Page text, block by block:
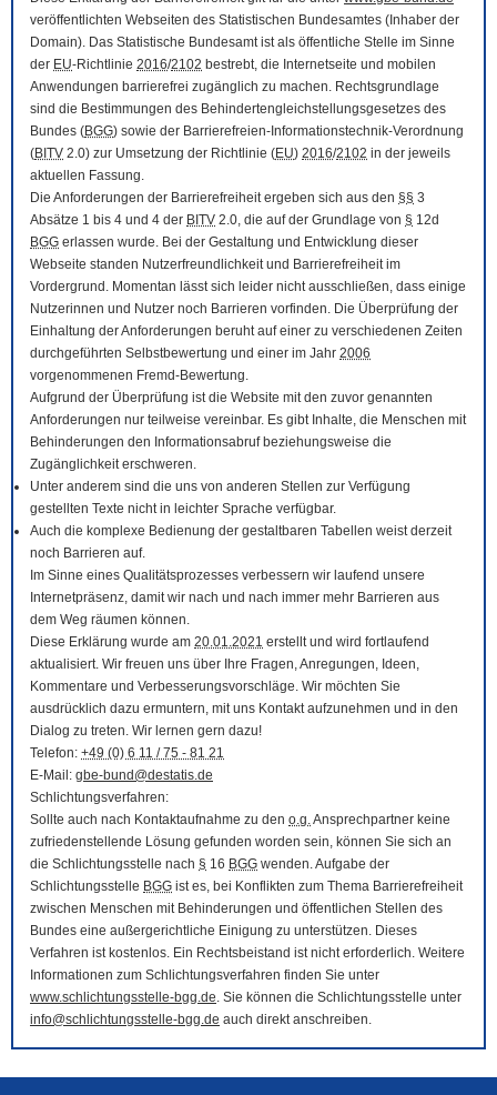
veröffentlichten Webseiten des Statistischen Bundesamtes (Inhaber der
Domain). Das Statistische Bundesamt ist als öffentliche Stelle im Sinne
der EU-Richtlinie 2016/2102 bestrebt, die Internetseite und mobilen
Anwendungen barrierefrei zugänglich zu machen. Rechtsgrundlage
sind die Bestimmungen des Behindertengleichstellungsgesetzes des
Bundes (BGG) sowie der Barrierefreien-Informationstechnik-Verordnung
(BITV 2.0) zur Umsetzung der Richtlinie (EU) 2016/2102 in der jeweils
aktuellen Fassung.
Die Anforderungen der Barrierefreiheit ergeben sich aus den §§ 3
Absätze 1 bis 4 und 4 der BITV 2.0, die auf der Grundlage von § 12d
BGG erlassen wurde. Bei der Gestaltung und Entwicklung dieser
Webseite standen Nutzerfreundlichkeit und Barrierefreiheit im
Vordergrund. Momentan lässt sich leider nicht ausschließen, dass einige
Nutzerinnen und Nutzer noch Barrieren vorfinden. Die Überprüfung der
Einhaltung der Anforderungen beruht auf einer zu verschiedenen Zeiten
durchgeführten Selbstbewertung und einer im Jahr 2006
vorgenommenen Fremd-Bewertung.
Aufgrund der Überprüfung ist die Website mit den zuvor genannten
Anforderungen nur teilweise vereinbar. Es gibt Inhalte, die Menschen mit
Behinderungen den Informationsabruf beziehungsweise die
Zugänglichkeit erschweren.
Unter anderem sind die uns von anderen Stellen zur Verfügung
gestellten Texte nicht in leichter Sprache verfügbar.
Auch die komplexe Bedienung der gestaltbaren Tabellen weist derzeit
noch Barrieren auf.
Im Sinne eines Qualitätsprozesses verbessern wir laufend unsere
Internetpräsenz, damit wir nach und nach immer mehr Barrieren aus
dem Weg räumen können.
Diese Erklärung wurde am 20.01.2021 erstellt und wird fortlaufend
aktualisiert. Wir freuen uns über Ihre Fragen, Anregungen, Ideen,
Kommentare und Verbesserungsvorschläge. Wir möchten Sie
ausdrücklich dazu ermuntern, mit uns Kontakt aufzunehmen und in den
Dialog zu treten. Wir lernen gern dazu!
Telefon: +49 (0) 6 11 / 75 - 81 21
E-Mail : gbe-bund@destatis.de
Schlichtungsverfahren:
Sollte auch nach Kontaktaufnahme zu den o.g.Ansprechpartner keine
zufriedenstellende Lösung gefunden worden sein, können Sie sich an
die Schlichtungsstelle nach § 16 BGG wenden. Aufgabe der
Schlichtungsstelle BGG ist es, bei Konflikten zum Thema Barrierefreiheit
zwischen Menschen mit Behinderungen und öffentlichen Stellen des
Bundes eine außergerichtliche Einigung zu unterstützen. Dieses
Verfahren ist kostenlos. Ein Rechtsbeistand ist nicht erforderlich. Weitere
Informationen zum Schlichtungsverfahren finden Sie unter
www.schlichtungsstelle-bgg.de. Sie können die Schlichtungsstelle unter
info@schlichtungsstelle-bgg.de auch direkt anschreiben.